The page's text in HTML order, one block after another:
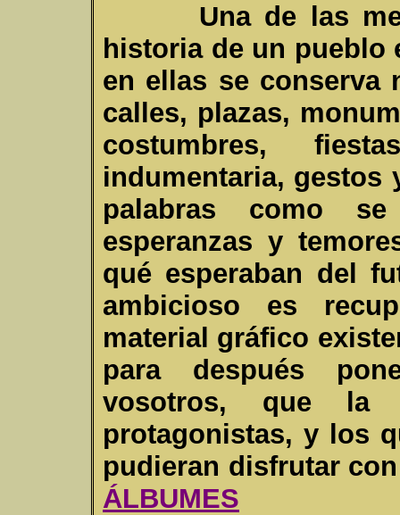
Una de las
historia de un pueblo
en ellas se conserva
calles, plazas,
costumbres,
indumentaria, gestos
palabras como
esperanzas y
qué esperaban del
ambicioso es
material gráfico
para después
vosotros, que la
protagonistas, y los
pudieran disfrutar
ÁLBUMES